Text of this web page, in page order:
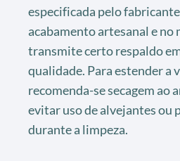
especificada pelo
acabamento artesanal e
transmite certo respaldo
qualidade. Para estender a
recomenda-se secagem ao
evitar uso de alvejantes ou
durante a limpeza.